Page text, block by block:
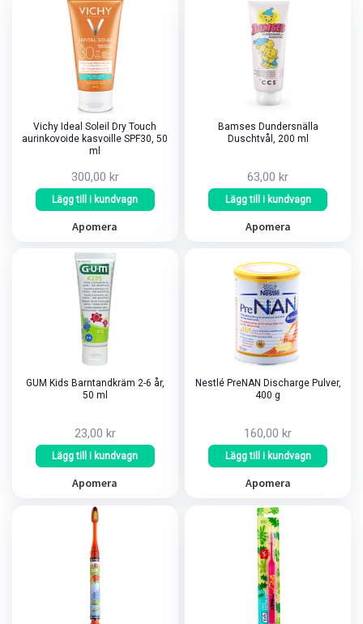
Vichy Ideal Soleil Dry Touch
aurinkovoide kasvoille SPF30, 50
ml
300,00 kr
Lägg till i kundvagn
Apomera
Bamses Dundersnälla
Duschtvål, 200 ml
63,00 kr
Lägg till i kundvagn
Apomera
GUM Kids Barntandkräm 2-6 år,
50 ml
23,00 kr
Lägg till i kundvagn
Apomera
Nestlé PreNAN Discharge Pulver,
400 g
160,00 kr
Lägg till i kundvagn
Apomera